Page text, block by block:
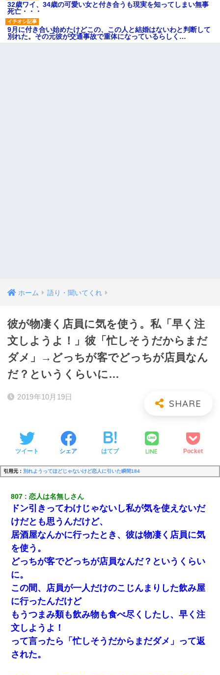
32歳ワイ、34歳の可愛い女と付き合うも現実を知ってしまい無事
死亡・・・
9月に付き合い始めたけどこの、この人と結婚はないわと判断して
別れた。その元彼が交通事故で重体になっているらしく…
ホーム 語り・聞いてくれ
彼が物凄く店員に気を使う。私「早く注
文しようよ！」彼「忙しそうだからまだ
ダメ」→どっちが客でどっちが店員なん
だ？というくらいに…
2019年10月19日
ツイート シェア はてブ LINE Pocket
引用元： 別れようってほどじゃないけど恋人に引いた瞬間184
807 恋人は名無しさん
ドン引きってわけじゃないし私が気を使えないだ
けだとも思うんだけど、
居酒屋なんかに行ったとき、彼は物凄く店員に気
を使う。
どっちが客でどっちが店員なんだ？というくらい
に。
この間、店員が一人だけのこじんまりした飲み屋
に行ったんだけど
もうつまみ類も飲み物も食べ尽くしたし、早く注
文しようよ！
って言ったら「忙しそうだからまだダメ」って返
された。